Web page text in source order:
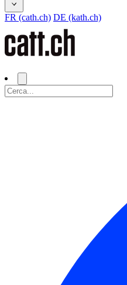
FR (cath.ch) DE (kath.ch)